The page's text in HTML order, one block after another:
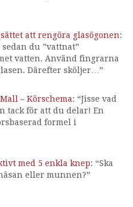
sättet att rengöra glasögonen:
du ”vattnat”
vatten. Använd fingrarna
Därefter sköljer… ”
Mall – Körschema: “Jisse vad
tack för att du delar! En
formel i
med 5 enkla knep: “Ska
eller munnen?”